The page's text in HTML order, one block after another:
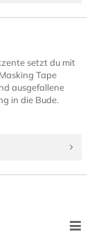
setzt du mit
Tape
ausgefallene
in die Bude.